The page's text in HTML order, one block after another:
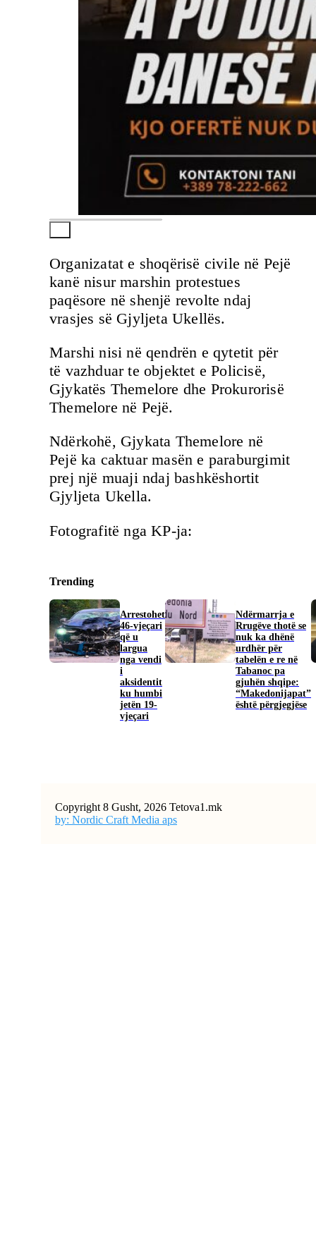
Organizatat e shoqërisë civile në Pejë
kanë nisur marshin protestues
paqësore në shenjë revolte ndaj
vrasjes së Gjyljeta Ukellës.
Marshi nisi në qendrën e qytetit për
të vazhduar te objektet e Policisë,
Gjykatës Themelore dhe Prokurorisë
Themelore në Pejë.
Ndërkohë, Gjykata Themelore në
Pejë ka caktuar masën e paraburgimit
prej një muaji ndaj bashkëshortit
Gjyljeta Ukella.
Fotografitë nga KP-ja:
Trending
Arrestohet
46-vjeçari
që u
largua
nga vendi
i
aksidentit
ku humbi
jetën 19-
vjeçari
Ndërmarrja e
Rrugëve thotë se
nuk ka dhënë
urdhër për
tabelën e re në
Tabanoc pa
gjuhën shqipe:
“Makedonijapat”
është përgjegjëse
Copyright 8 Gusht, 2026 Tetova1.mk
by: Nordic Craft Media aps